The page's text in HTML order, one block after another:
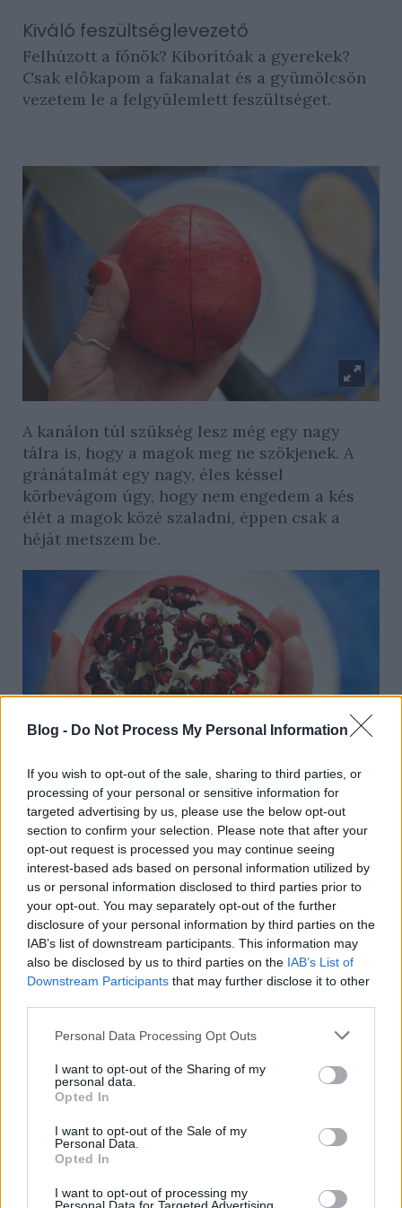
Blog - Do Not Process My Personal Information
If you wish to opt-out of the sale, sharing to third parties, or
processing of your personal or sensitive information for
targeted advertising by us, please use the below opt-out
section to confirm your selection. Please note that after your
opt-out request is processed you may continue seeing
interest-based ads based on personal information utilized by
us or personal information disclosed to third parties prior to
your opt-out. You may separately opt-out of the further
disclosure of your personal information by third parties on the
IAB’s list of downstream participants. This information may
also be disclosed by us to third parties on the IAB’s List of
Downstream Participants that may further disclose it to other
Please note that this website/app uses one or more Google
not limited to your visit or usage behaviour. You may click to
grant or deny consent to Google and its third-party tags to
use your data for below specified purposes in below Google
consent section.
Personal Data Processing Opt Outs
I want to opt-out of the Sharing of my
personal data.
Opted In
I want to opt-out of the Sale of my
Personal Data.
Opted In
I want to opt-out of processing my
Kiváló feszültséglevezető
Felhúzott a főnök? Kiborítóak a gyerekek?
Csak előkapom a fakanalat és a gyümölcsön
vezetem le a felgyülemlett feszültséget.
A kanálon túl szükség lesz még egy nagy
tálra is, hogy a magok meg ne szökjenek. A
gránátalmát egy nagy, éles késsel
körbevágom úgy, hogy nem engedem a kés
élét a magok közé szaladni, éppen csak a
héját metszem be.
A kést leteszem, és egy határozott
mozdulattal kettétöröm a gyümölcsöt, így
egyetlen mag sem vész kárba. Megfogom az
egyik felét, magokkal lefelé fordítom, és a
kanállal határozottan ütni kezdem. Felülről
és oldalról is erős csapásokat kell mérni az
almára, így fognak szép sorban kihullani
belőle a szemek.